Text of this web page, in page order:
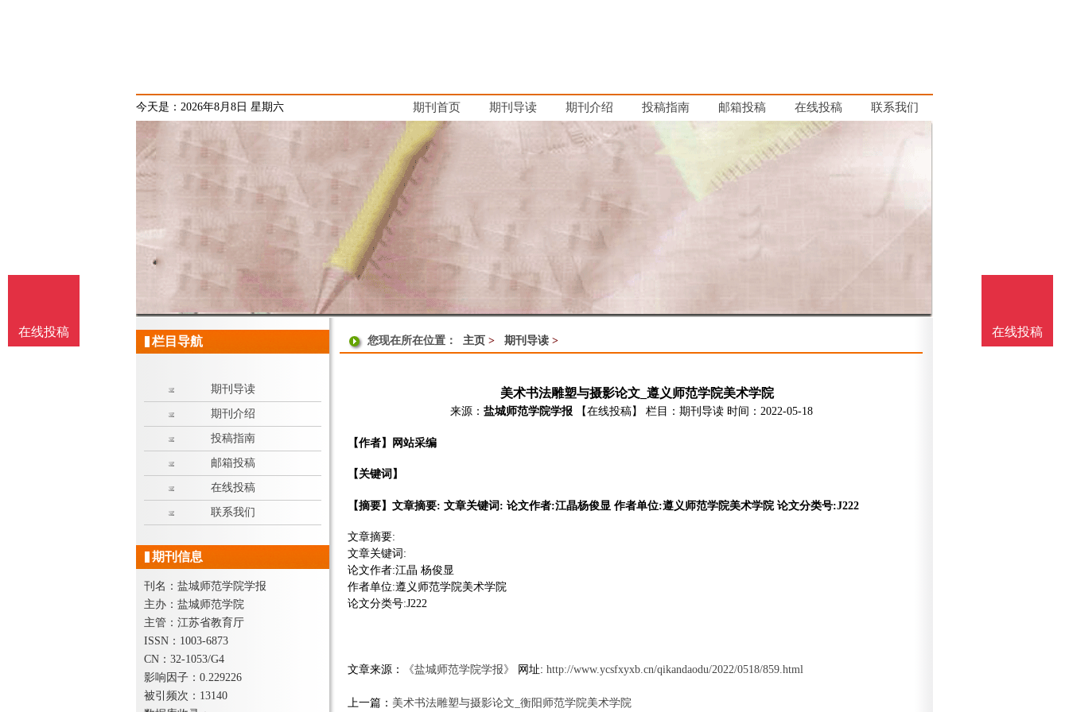
期刊首页 期刊导读 期刊介绍 投稿指南 邮箱投稿 在线投稿 联系我们
今天是：2026年8月8日 星期六
栏目导航
期刊导读
期刊介绍
投稿指南
邮箱投稿
在线投稿
联系我们
期刊信息
刊名：盐城师范学院学报
主办：盐城师范学院
主管：江苏省教育厅
ISSN：1003-6873
CN：32-1053/G4
影响因子：0.229226
被引频次：13140
您现在所在位置： 主页 > 期刊导读 >
美术书法雕塑与摄影论文_遵义师范学院美术学院
来源： 盐城师范学院学报 【在线投稿】 栏目： 期刊导读时间：2022-05-18
【作者】网站采编
【关键词】
【摘要】文章摘要: 文章关键词: 论文作者:江晶杨俊显 作者单位:遵义师范学院美术学院 论文分类号:J222
文章摘要:
文章关键词:
论文作者:江晶 杨俊显
作者单位:遵义师范学院美术学院
论文分类号:J222
文章来源： 《盐城师范学院学报》 网址: http://www.ycsfxyxb.cn/qikandaodu/2022/0518/859.html
上一篇： 美术书法雕塑与摄影论文_衡阳师范学院美术学院
在线投稿
在线投稿